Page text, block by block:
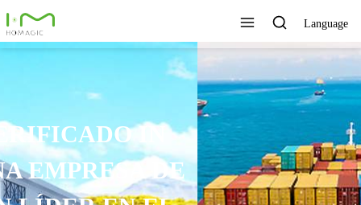
Language
TECNOLOGÍA ÚNICA,
CALIDAD,